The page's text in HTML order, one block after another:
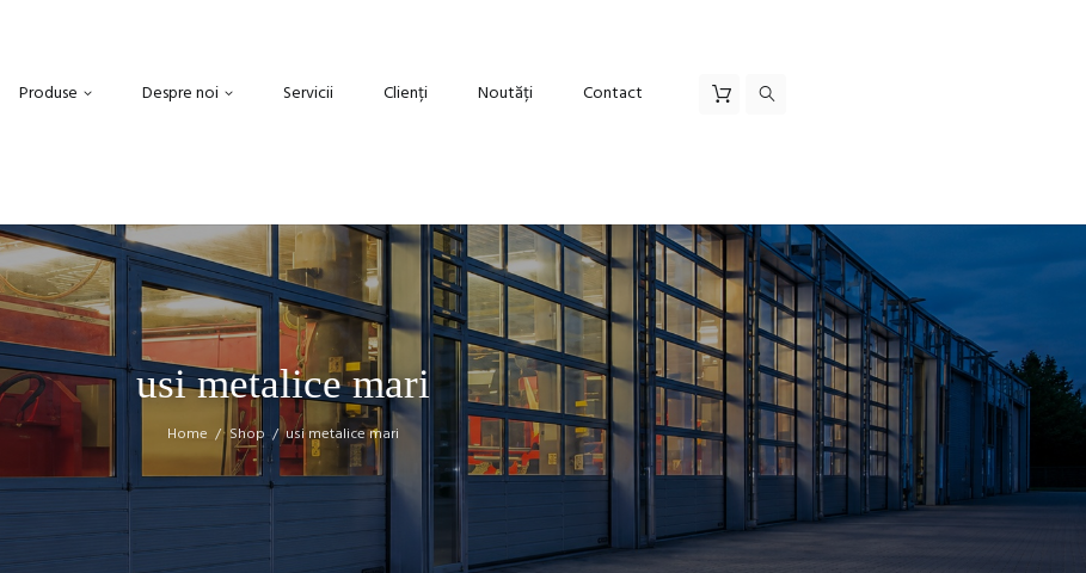
Produse Despre noi Servicii Clienți Noutăți Contact
usi metalice mari
Home Shop usi metalice mari